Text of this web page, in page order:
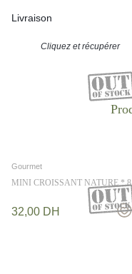
Livraison
Cliquez et récupérer
Gourmet
MINI CROISSANT NATURE * 8
32,00 DH